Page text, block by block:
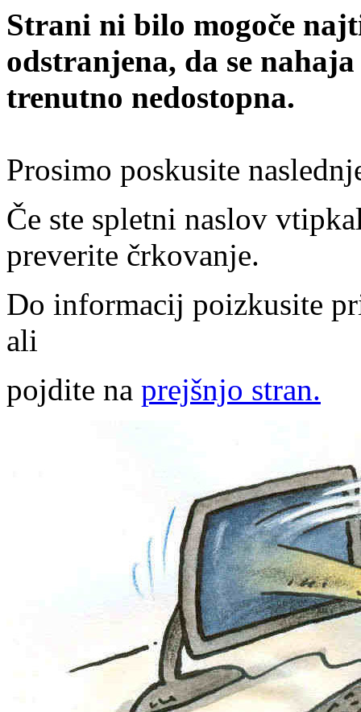
Strani ni bilo mogoče
odstranjena, da se
trenutno nedostopna.
Prosimo poskusite
Če ste spletni naslov
preverite črkovanje.
Do informacij poizkusite
ali
pojdite na prejšnjo stran.